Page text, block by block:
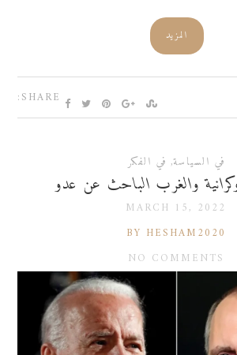
المزيد
SHARE:
في السياسة, في الفكر
والغرب الباحث عن عدو
MARCH 15, 2022
BY HESHAM2020
NO COMMENTS